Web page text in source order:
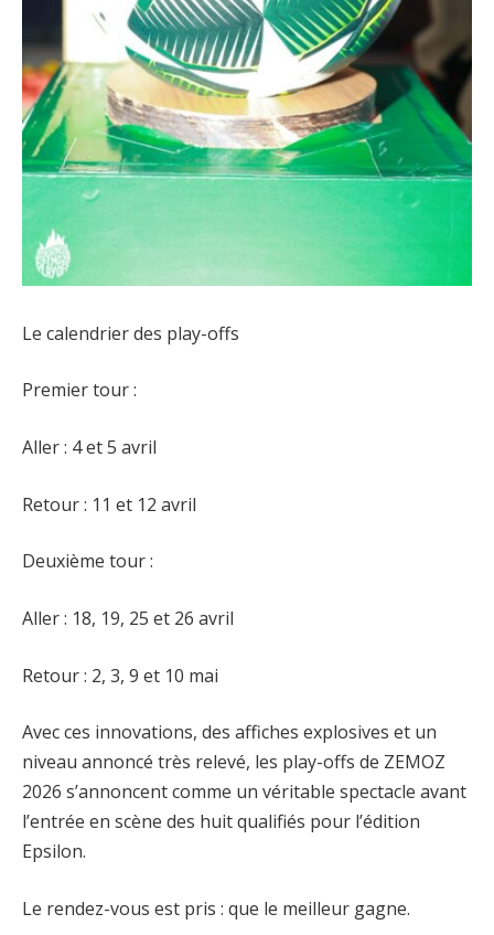
Le calendrier des play-offs
Premier tour :
Aller : 4 et 5 avril
Retour : 11 et 12 avril
Deuxième tour :
Aller : 18, 19, 25 et 26 avril
Retour : 2, 3, 9 et 10 mai
Avec ces innovations, des affiches explosives et un
niveau annoncé très relevé, les play-offs de ZEMOZ
2026 s’annoncent comme un véritable spectacle avant
l’entrée en scène des huit qualifiés pour l’édition
Epsilon.
Le rendez-vous est pris : que le meilleur gagne.